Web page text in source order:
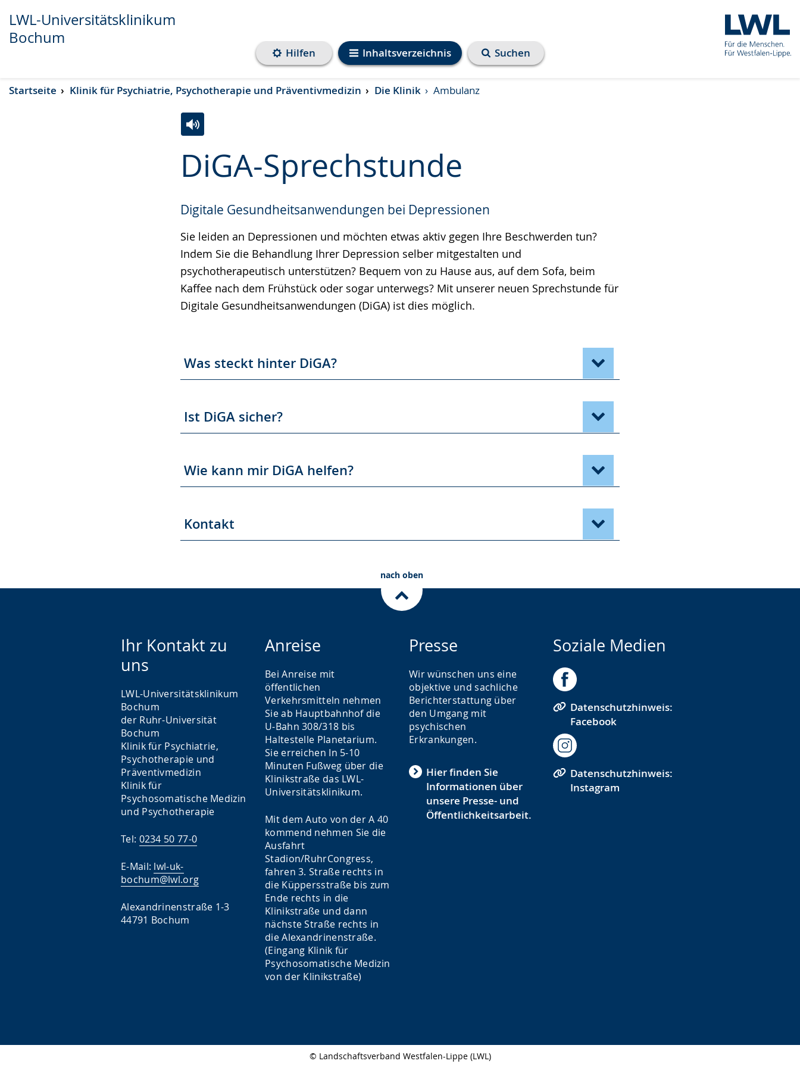
Transkript anzeigen
Abspielen
Pausieren
LWL-Universitätsklinikum
Bochum
Inhaltsverzeichnis
Hilfen Suchen
Startseite Klinik für Psychiatrie, Psychotherapie und Präventivmedizin Die Klinik Ambulanz
DiGA-Sprechstunde
Digitale Gesundheitsanwendungen bei Depressionen
Sie leiden an Depressionen und möchten etwas aktiv gegen Ihre Beschwerden tun?
Indem Sie die Behandlung Ihrer Depression selber mitgestalten und
psychotherapeutisch unterstützen? Bequem von zu Hause aus, auf dem Sofa, beim
Kaffee nach dem Frühstück oder sogar unterwegs? Mit unserer neuen Sprechstunde für
Digitale Gesundheitsanwendungen (DiGA) ist dies möglich.
Leichten
Sprache
Audio-
Unterstützung.
Video
in
Gebärdensprache
wird
angezeigt.
Was steckt hinter DiGA?
Ist DiGA sicher?
Wie kann mir DiGA helfen?
Kontakt
nach oben
Ihr Kontakt zu
uns
LWL-Universitätsklinikum
Bochum
der Ruhr-Universität
Bochum
Klinik für Psychiatrie,
Psychotherapie und
Präventivmedizin
Klinik für
Psychosomatische Medizin
und Psychotherapie
Tel: 0234 50 77-0
E-Mail: lwl-uk-
bochum@lwl.org
Alexandrinenstraße 1-3
44791 Bochum
Anreise
Bei Anreise mit
öffentlichen
Verkehrsmitteln nehmen
Sie ab Hauptbahnhof die
U-Bahn 308/318 bis
Haltestelle Planetarium.
Sie erreichen In 5-10
Minuten Fußweg über die
Klinikstraße das LWL-
Universitätsklinikum.
Mit dem Auto von der A 40
kommend nehmen Sie die
Ausfahrt
Stadion/RuhrCongress,
fahren 3. Straße rechts in
die Küppersstraße bis zum
Ende rechts in die
Klinikstraße und dann
nächste Straße rechts in
die Alexandrinenstraße.
(Eingang Klinik für
Psychosomatische Medizin
von der Klinikstraße)
Presse
Wir wünschen uns eine
objektive und sachliche
Berichterstattung über
den Umgang mit
psychischen
Erkrankungen.
Hier finden Sie
Informationen über
unsere Presse- und
Öffentlichkeitsarbeit.
Soziale Medien
Datenschutzhinweis:
Facebook
Datenschutzhinweis:
Instagram
© Landschaftsverband Westfalen-Lippe (LWL)